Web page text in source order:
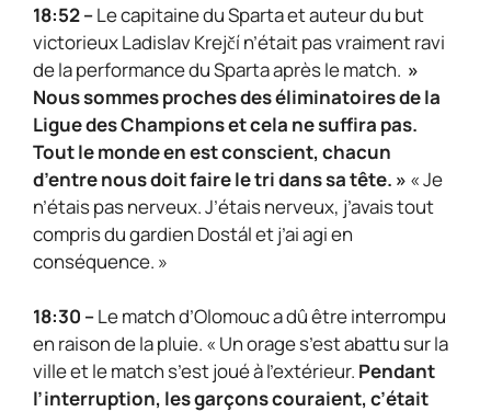
18:52 –Le capitaine du Sparta et auteur du but
victorieux Ladislav Krejčí n’était pas vraiment ravi
de la performance du Sparta après le match. »
Nous sommes proches des éliminatoires de la
Ligue des Champions et cela ne suffira pas.
Tout le monde en est conscient, chacun
d’entre nous doit faire le tri dans sa tête. » « Je
n’étais pas nerveux. J’étais nerveux, j’avais tout
compris du gardien Dostál et j’ai agi en
conséquence. »
18:30 –Le match d’Olomouc a dû être interrompu
en raison de la pluie. « Un orage s’est abattu sur la
ville et le match s’est joué à l’extérieur. Pendant
l’interruption, les garçons couraient, c’était